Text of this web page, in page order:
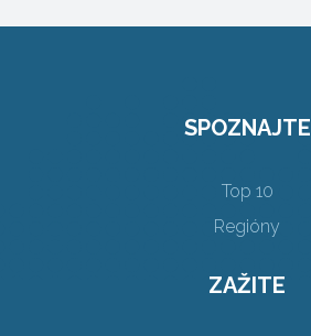
SPOZNAJTE
Top 10
Regióny
ZAŽITE